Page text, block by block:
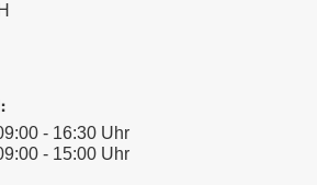
- 16:30 Uhr
- 15:00 Uhr